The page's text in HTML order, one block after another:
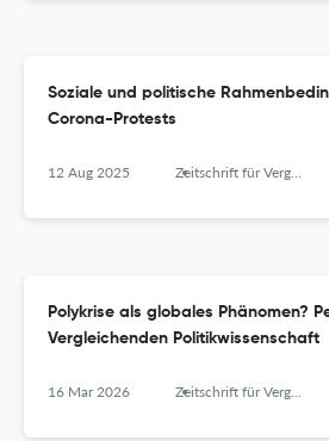
Soziale und politische
Corona-Protests
12 Aug 2025 Zeitschrift für Vergleichende Politikwissenschaft
Polykrise als globales Phänomen?
Vergleichenden Politikwissenschaft
16 Mar 2026 Zeitschrift für Vergleichende Politikwissenschaft